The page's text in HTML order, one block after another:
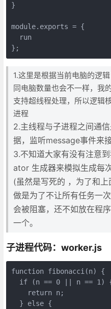
}
module.exports = {
  run
};
1.这里是根据当前电脑的逻
同电脑数量也会不一样，我
支持超线程处理，所以逻辑
进程
2.主线程与子进程之间通
据，监听message事件来
3.不知道大家有没有注意
ator 生成器来模拟生成每
(虽然是写死的 ，为了和
做是为了不让所有任务一
会被阻塞，还不如放在程
一个。
子进程代码：worker.js
function fibonacci(n) {
if (n == 0 || n == 1)
    return n;
  } else {